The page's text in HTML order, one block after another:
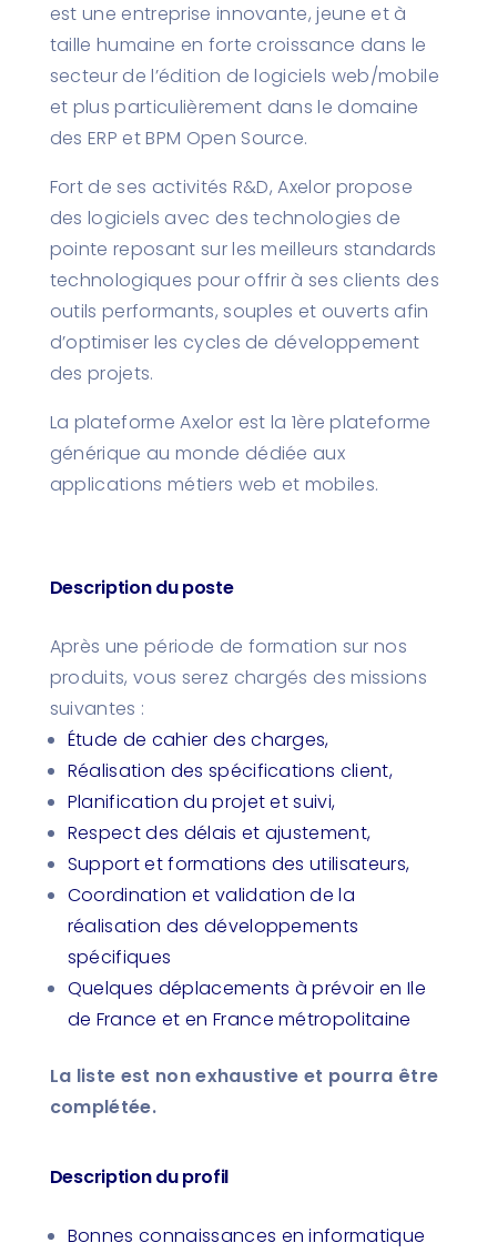
est une entreprise innovante, jeune et à
taille humaine en forte croissance dans le
secteur de l’édition de logiciels web/mobile
et plus particulièrement dans le domaine
des ERP et BPM Open Source.
Fort de ses activités R&D, Axelor propose
des logiciels avec des technologies de
pointe reposant sur les meilleurs standards
technologiques pour offrir à ses clients des
outils performants, souples et ouverts afin
d’optimiser les cycles de développement
des projets.
La plateforme Axelor est la 1ère plateforme
générique au monde dédiée aux
applications métiers web et mobiles.
Description du poste
Après une période de formation sur nos
produits, vous serez chargés des missions
suivantes :
Étude de cahier des charges,
Réalisation des spécifications client,
Planification du projet et suivi,
Respect des délais et ajustement,
Support et formations des utilisateurs,
Coordination et validation de la
réalisation des développements
spécifiques
Quelques déplacements à prévoir en Ile
de France et en France métropolitaine
La liste est non exhaustive et pourra être
complétée.
Description du profil
Bonnes connaissances en informatique